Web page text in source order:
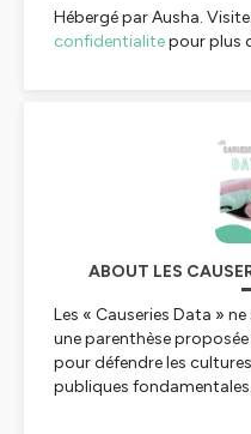
Hébergé par Ausha.
confidentialitepour plus
ABOUT LES
Les « Causeries Data »
une parenthèse
pour défendre les
publiques fondamentales.